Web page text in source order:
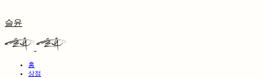
슬윤
홈
상점